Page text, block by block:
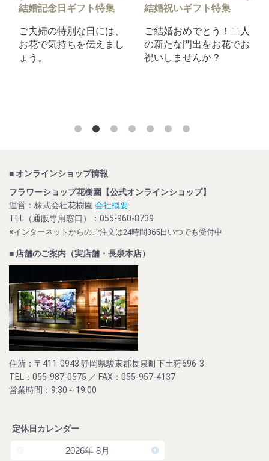
結婚記念日ギフト特集
ご夫婦の特別な日には、
お花で気持ちを伝えまし
ょう。
結婚祝いギフト特集
ご結婚おめでとう！二人
の新たな門出をお花でお
祝いしませんか？
■ オンラインショップ情報
フラワーショップ花樹園【公式オンラインショップ】
運営：株式会社花樹園 会社概要
TEL（通販専用窓口）：055-960-8739
※インターネットからのご注文は24時間365日いつでも受付中
■ 店舗のご案内（実店舗・長泉本店）
住所：〒411-0943 静岡県駿東郡長泉町下土狩696-3
TEL：055-987-0575 ／ FAX：055-957-4137
営業時間：9:30～19:00
定休日カレンダー
2026年 8月